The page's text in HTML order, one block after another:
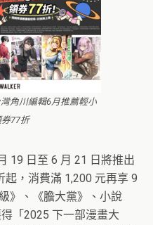
角川編輯6月推薦輕小
77折
19 日至 6 月 21 日將推出
，消費滿 1,200 元再享 9
》、《膽大黨》、小說
「2025 下一部漫畫大